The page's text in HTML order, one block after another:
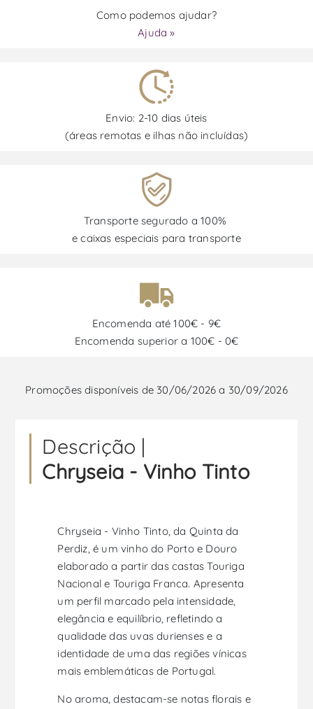
Como podemos ajudar?
Ajuda »
Envio: 2-10 dias úteis
(áreas remotas e ilhas não incluídas)
Transporte segurado a 100%
e caixas especiais para transporte
Encomenda até 100€ - 9€
Encomenda superior a 100€ - 0€
Promoções disponíveis de 30/06/2026 a 30/09/2026
Descrição |
Chryseia - Vinho Tinto
Chryseia - Vinho Tinto, da Quinta da
Perdiz, é um vinho do Porto e Douro
elaborado a partir das castas Touriga
Nacional e Touriga Franca. Apresenta
um perfil marcado pela intensidade,
elegância e equilíbrio, refletindo a
qualidade das uvas durienses e a
identidade de uma das regiões vínicas
mais emblemáticas de Portugal.
No aroma, destacam-se notas florais e